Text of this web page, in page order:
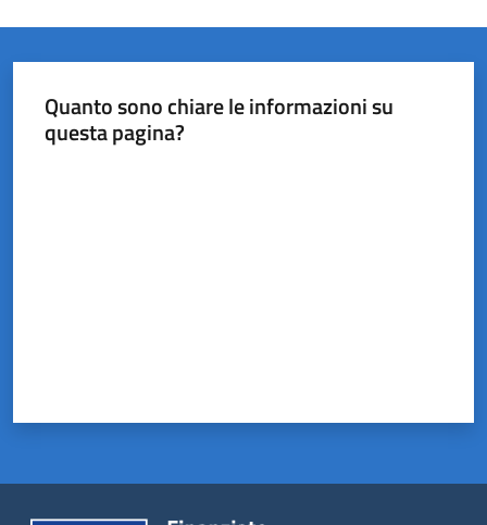
Quanto sono chiare le informazioni su
questa pagina?